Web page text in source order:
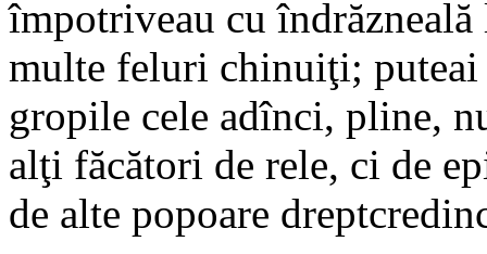
împotriveau cu
multe feluri chinuiţi;
gropile cele adînci, pline,
alţi făcători de rele, ci de
de alte popoare